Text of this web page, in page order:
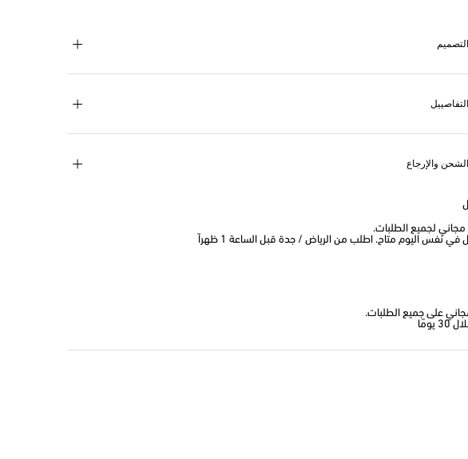
التصميم
التفاصييل
الشحن والإرجاع
لجميع الطلبات.
في نفس اليوم متاح. اطلب من الرياض / جدة قبل الساعة 1 ظهراً
على جميع الطلبات.
يومًا